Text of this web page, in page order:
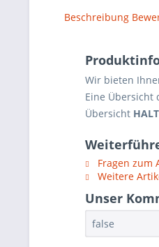
Beschreibung
Wir bieten
Eine
Übersicht
Fragen zum
Weitere
Unser
false